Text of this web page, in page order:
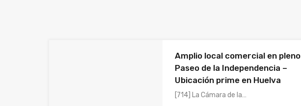
Amplio local comercial en pleno
Paseo de la Independencia –
Ubicación prime en Huelva
[714] La Cámara de la…